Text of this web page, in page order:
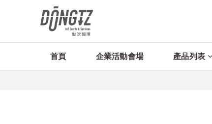
首頁 企業活動會場 產品列表